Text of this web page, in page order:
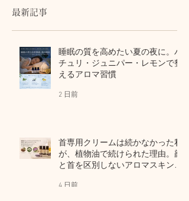
最新記事
睡眠の質を高めたい夏の夜に。パ
チュリ・ジュニパー・レモンで整
えるアロマ習慣
2 日前
首専用クリームは続かなかった私
が、植物油で続けられた理由。顔
と首を区別しないアロマスキンケ
4 日前